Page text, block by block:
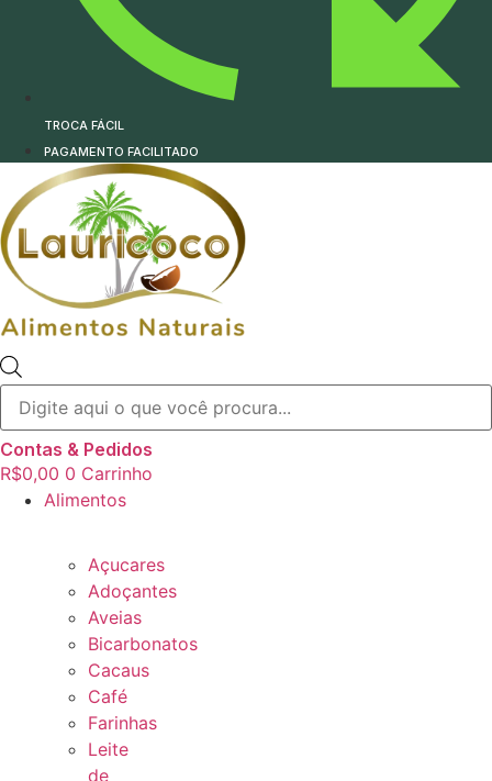
TROCA FÁCIL
PAGAMENTO FACILITADO
produtos
Contas & Pedidos
R$0,00 0 Carrinho
Alimentos
Açucares
Adoçantes
Aveias
Bicarbonatos
Cacaus
Café
Farinhas
Leite
de